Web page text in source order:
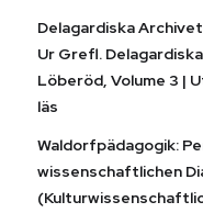
Delagardiska
Ur Grefl.
Löberöd, Volume 3 |
läs
Waldorfpädagogik:
wissenschaftlichen